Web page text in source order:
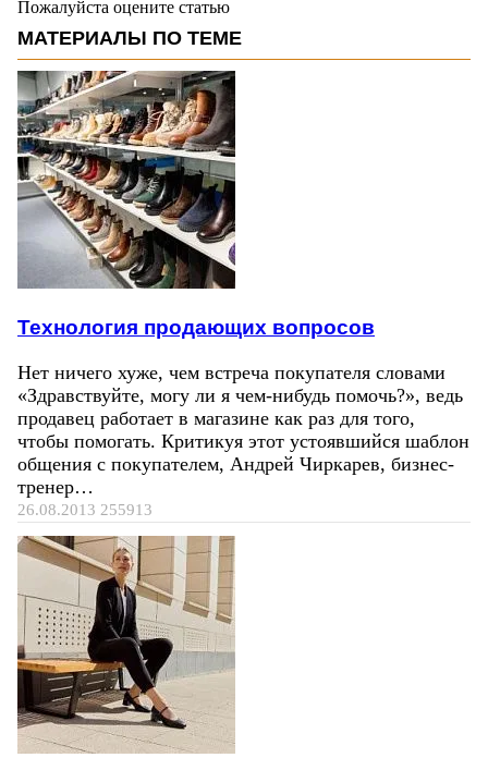
Пожалуйста оцените статью
МАТЕРИАЛЫ ПО ТЕМЕ
Технология продающих вопросов
Нет ничего хуже, чем встреча покупателя словами
«Здравствуйте, могу ли я чем-нибудь помочь?», ведь
продавец работает в магазине как раз для того,
чтобы помогать. Критикуя этот устоявшийся шаблон
общения с покупателем, Андрей Чиркарев, бизнес-
тренер…
26.08.2013 255913